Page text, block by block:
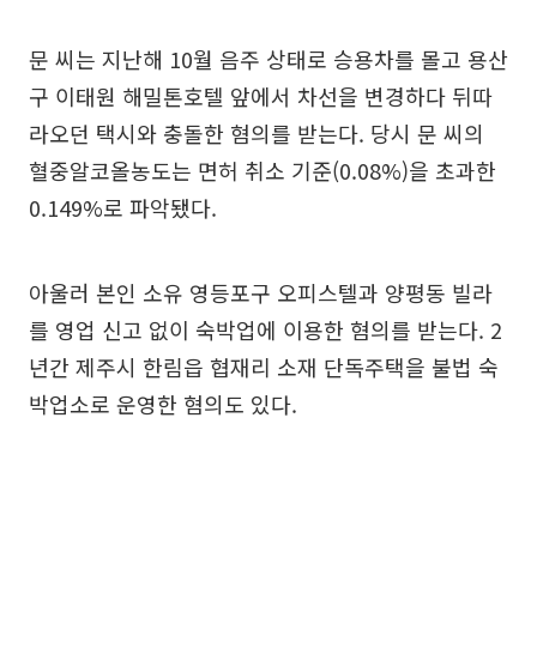
문 씨는 지난해 10월 음주 상태로 승용차를 몰고 용산
구 이태원 해밀톤호텔 앞에서 차선을 변경하다 뒤따
라오던 택시와 충돌한 혐의를 받는다. 당시 문 씨의
혈중알코올농도는 면허 취소 기준(0.08%)을 초과한
0.149%로 파악됐다.
아울러 본인 소유 영등포구 오피스텔과 양평동 빌라
를 영업 신고 없이 숙박업에 이용한 혐의를 받는다. 2
년간 제주시 한림읍 협재리 소재 단독주택을 불법 숙
박업소로 운영한 혐의도 있다.